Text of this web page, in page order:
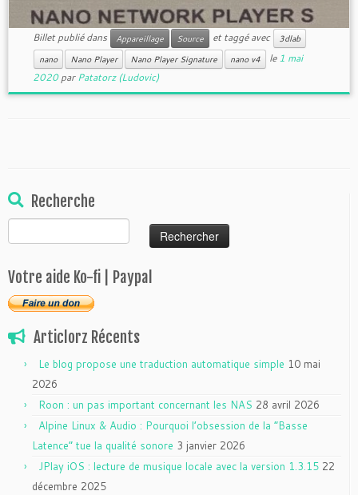
Billet publié dans Appareillage Source et taggé avec
3dlab
nano
Nano Player Nano Player Signature nano v4 le1 mai
2020 parPatatorz (Ludovic)
Recherche
Votre aide Ko-fi | Paypal
Articlorz Récents
Le blog propose une traduction automatique simple 10 mai
2026
Roon : un pas important concernant les NAS 28 avril 2026
Alpine Linux & Audio : Pourquoi l’obsession de la “Basse
Latence” tue la qualité sonore 3 janvier 2026
JPlay iOS : lecture de musique locale avec la version 1.3.15 22
décembre 2025